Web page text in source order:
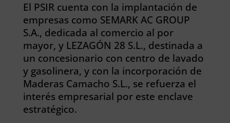
El PSIR cuenta con la implantación de
empresas como SEMARK AC GROUP
S.A., dedicada al comercio al por
mayor, y LEZAGÓN 28 S.L., destinada a
un concesionario con centro de lavado
y gasolinera, y con la incorporación de
Maderas Camacho S.L., se refuerza el
interés empresarial por este enclave
estratégico.